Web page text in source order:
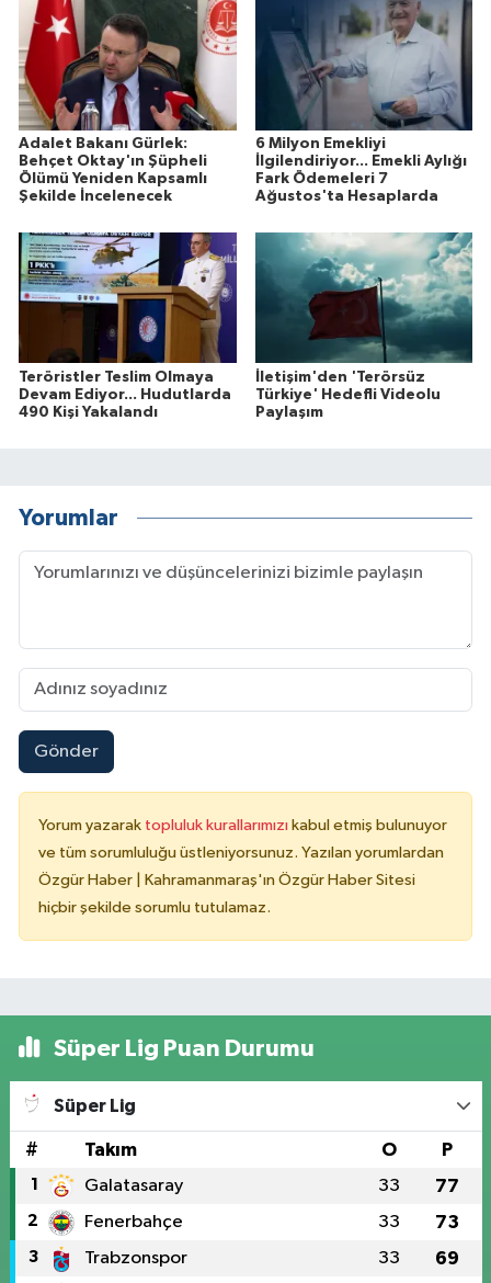
Adalet Bakanı Gürlek:
Behçet Oktay'ın Şüpheli
Ölümü Yeniden Kapsamlı
Şekilde İncelenecek
6 Milyon Emekliyi
İlgilendiriyor... Emekli Aylığı
Fark Ödemeleri 7
Ağustos'ta Hesaplarda
Teröristler Teslim Olmaya
Devam Ediyor... Hudutlarda
490 Kişi Yakalandı
İletişim'den 'Terörsüz
Türkiye' Hedefli Videolu
Paylaşım
Yorumlar
Gönder
Yorum yazarak topluluk kurallarımızı kabul etmiş bulunuyor
ve tüm sorumluluğu üstleniyorsunuz. Yazılan yorumlardan
Özgür Haber | Kahramanmaraş'ın Özgür Haber Sitesi
hiçbir şekilde sorumlu tutulamaz.
Süper Lig Puan Durumu
Süper Lig
# Takım O P
1 Galatasaray 33 77
2 Fenerbahçe 33 73
3 Trabzonspor 33 69